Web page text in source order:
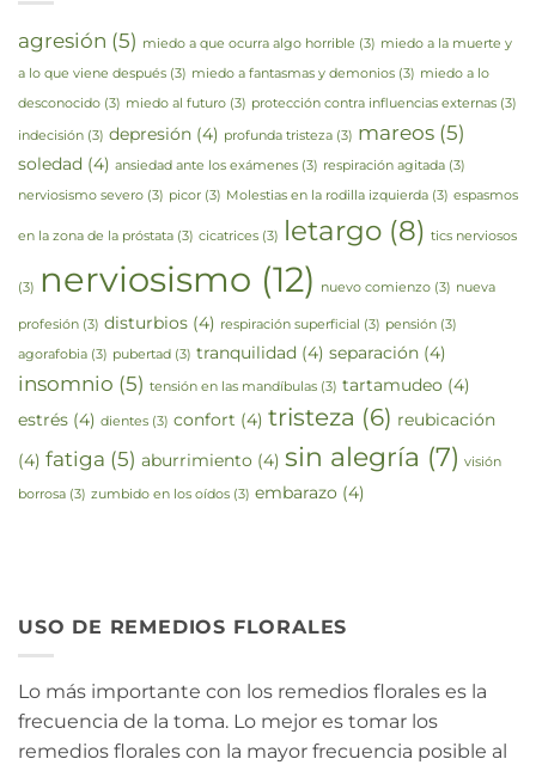
agresión (5) miedo a que ocurra algo horrible (3) miedo a la muerte y
a lo que viene después (3) miedo a fantasmas y demonios (3) miedo a lo
desconocido (3) miedo al futuro (3) protección contra influencias externas (3)
indecisión (3) depresión (4) profunda tristeza (3) mareos (5)
soledad (4) ansiedad ante los exámenes (3) respiración agitada (3)
nerviosismo severo (3) picor (3) Molestias en la rodilla izquierda (3) espasmos
en la zona de la próstata (3) cicatrices (3) letargo (8) tics nerviosos
(3) nerviosismo (12) nuevo comienzo (3) nueva
profesión (3) disturbios (4) respiración superficial (3) pensión (3)
agorafobia (3) pubertad (3) tranquilidad (4) separación (4)
insomnio (5) tensión en las mandíbulas (3) tartamudeo (4)
estrés (4) dientes (3) confort (4) tristeza (6) reubicación
(4) fatiga (5) aburrimiento (4) sin alegría (7) visión
borrosa (3) zumbido en los oídos (3) embarazo (4)
USO DE REMEDIOS FLORALES
Lo más importante con los remedios florales es la
frecuencia de la toma. Lo mejor es tomar los
remedios florales con la mayor frecuencia posible al